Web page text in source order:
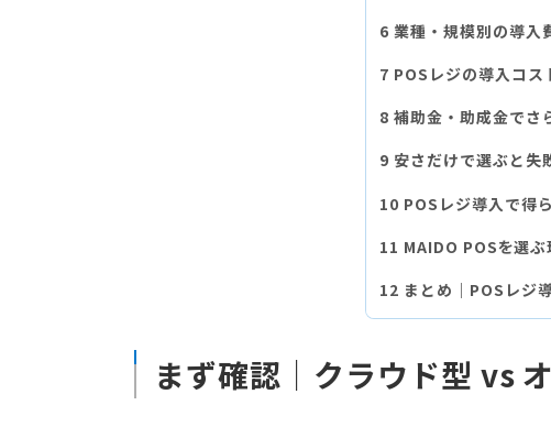
業種・規模別の導入
POSレジの導入コス
補助金・助成金でさ
安さだけで選ぶと失
POSレジ導入で得
MAIDO POSを選
まとめ｜POSレジ
まず確認｜クラウド型 vs